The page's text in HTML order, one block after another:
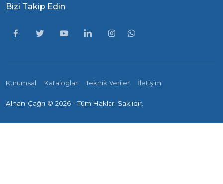
Bizi Takip Edin
Kurumsal Kataloglar Teknik Veriler İletişim
Alhan-Çağrı © 2026 - Tüm Hakları Saklıdır.